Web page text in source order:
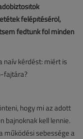
felépítéséről,
fedtünk föl minden
naív kérdést: miért is
fajtára?
hogy mi az adott
bajnoknak kell lennie.
működési sebessége a